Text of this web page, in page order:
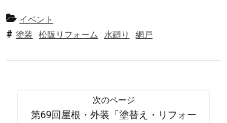
イベント
塗装
松阪リフォーム 水廻り 網戸
第69回屋根・外装「塗替え・リフォー